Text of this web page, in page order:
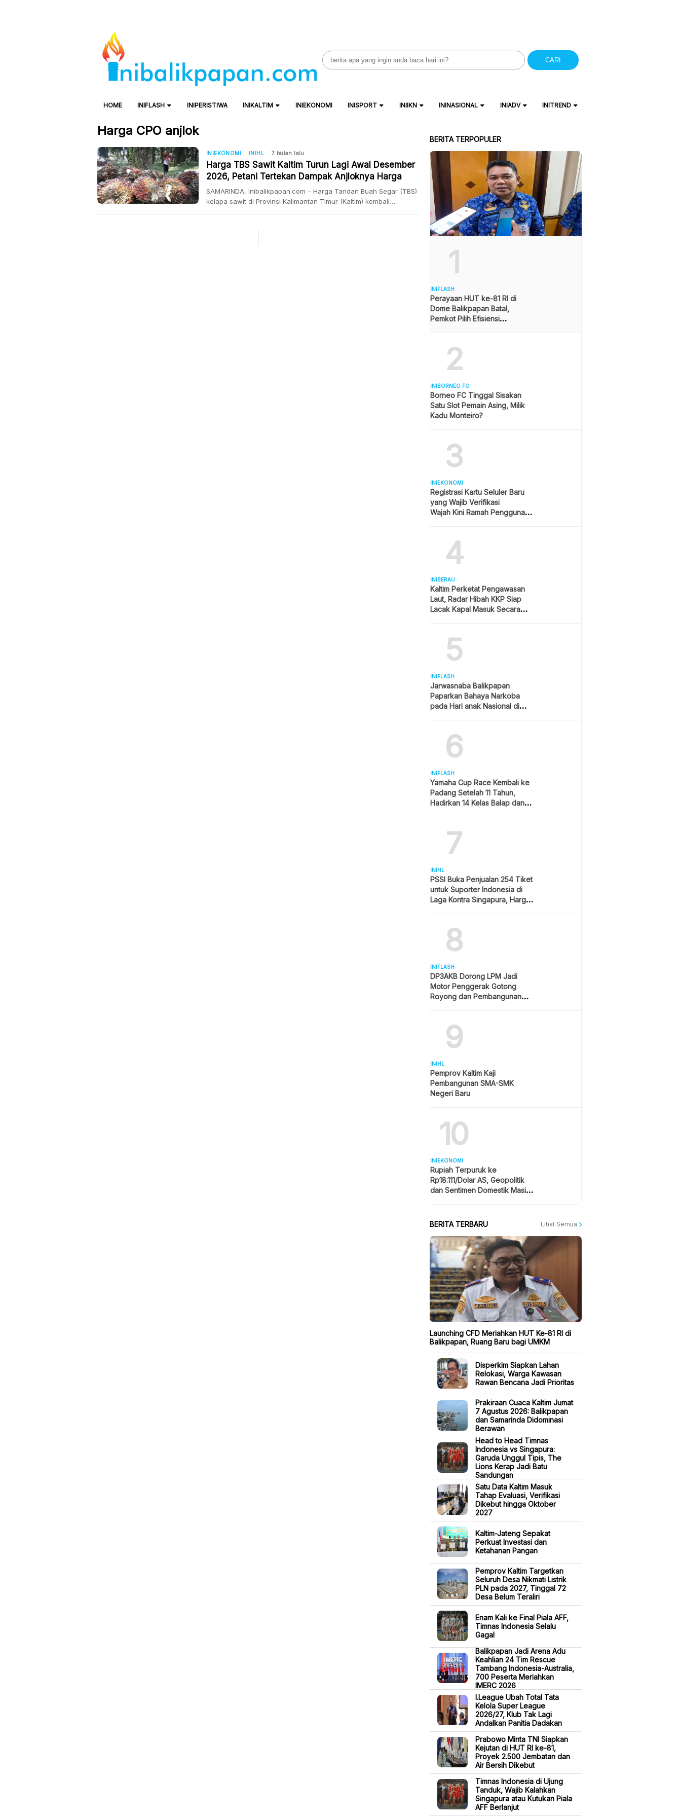
Search
for:
CARI
HOME INIFLASH INIPERISTIWA INIKALTIM INIEKONOMI INISPORT INIIKN ININASIONAL INIADV INITREND
Harga CPO anjlok
INIEKONOMI INIHL 7 bulan lalu
Harga TBS Sawit Kaltim Turun Lagi Awal Desember
2026, Petani Tertekan Dampak Anjloknya Harga
CPO
SAMARINDA, Inibalikpapan.com – Harga Tandan Buah Segar (TBS)
kelapa sawit di Provinsi Kalimantan Timur (Kaltim) kembali
BERITA TERPOPULER
1
INIFLASH
Perayaan HUT ke-81 RI di
Dome Balikpapan Batal,
Pemkot Pilih Efisiensi
2
INIBORNEO FC
Borneo FC Tinggal Sisakan
Satu Slot Pemain Asing, Milik
Kadu Monteiro?
3
INIEKONOMI
Registrasi Kartu Seluler Baru
yang Wajib Verifikasi
Wajah Kini Ramah Pengguna
4
INIBERAU
Kaltim Perketat Pengawasan
Laut, Radar Hibah KKP Siap
Lacak Kapal Masuk Secara
5
INIFLASH
Jarwasnaba Balikpapan
Paparkan Bahaya Narkoba
pada Hari anak Nasional di
6
INIFLASH
Yamaha Cup Race Kembali ke
Padang Setelah 11 Tahun,
Hadirkan 14 Kelas Balap dan
7
INIHL
PSSI Buka Penjualan 254 Tiket
untuk Suporter Indonesia di
Laga Kontra Singapura, Harga
8
INIFLASH
DP3AKB Dorong LPM Jadi
Motor Penggerak Gotong
Royong dan Pembangunan
9
INIHL
Pemprov Kaltim Kaji
Pembangunan SMA-SMK
Negeri Baru
10
INIEKONOMI
Rupiah Terpuruk ke
Rp18.111/Dolar AS, Geopolitik
dan Sentimen Domestik Masih
BERITA TERBARU Lihat Semua
Launching CFD Meriahkan HUT Ke-81 RI di
Balikpapan, Ruang Baru bagi UMKM
Disperkim Siapkan Lahan
Relokasi, Warga Kawasan
Rawan Bencana Jadi Prioritas
Prakiraan Cuaca Kaltim Jumat
7 Agustus 2026: Balikpapan
dan Samarinda Didominasi
Berawan
Head to Head Timnas
Indonesia vs Singapura:
Garuda Unggul Tipis, The
Lions Kerap Jadi Batu
Sandungan
Satu Data Kaltim Masuk
Tahap Evaluasi, Verifikasi
Dikebut hingga Oktober
2027
Kaltim-Jateng Sepakat
Perkuat Investasi dan
Ketahanan Pangan
Pemprov Kaltim Targetkan
Seluruh Desa Nikmati Listrik
PLN pada 2027, Tinggal 72
Desa Belum Teraliri
Enam Kali ke Final Piala AFF,
Timnas Indonesia Selalu
Gagal
Balikpapan Jadi Arena Adu
Keahlian 24 Tim Rescue
Tambang Indonesia-Australia,
700 Peserta Meriahkan
IMERC 2026
I.League Ubah Total Tata
Kelola Super League
2026/27, Klub Tak Lagi
Andalkan Panitia Dadakan
Prabowo Minta TNI Siapkan
Kejutan di HUT RI ke-81,
Proyek 2.500 Jembatan dan
Air Bersih Dikebut
Timnas Indonesia di Ujung
Tanduk, Wajib Kalahkan
Singapura atau Kutukan Piala
AFF Berlanjut